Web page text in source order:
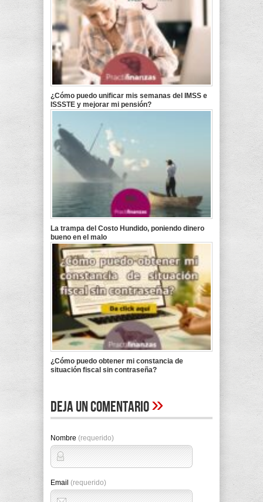
¿Cómo puedo unificar mis semanas del IMSS e
ISSSTE y mejorar mi pensión?
La trampa del Costo Hundido, poniendo dinero
bueno en el malo
¿Cómo puedo obtener mi constancia de
situación fiscal sin contraseña?
Deja un comentario»
Nombre (requerido)
Email (requerido)